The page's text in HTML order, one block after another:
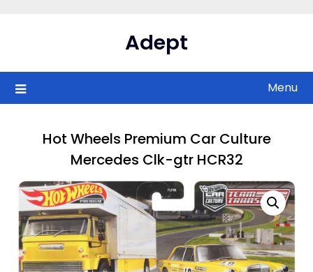
Adept
Menu
Hot Wheels Premium Car Culture
Mercedes Clk-gtr HCR32